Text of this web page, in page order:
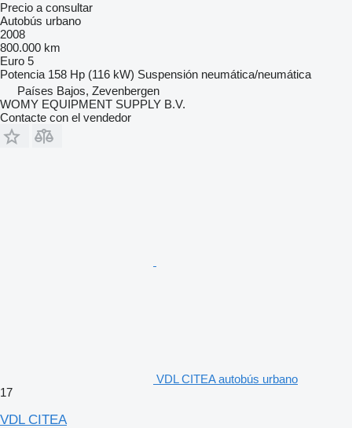
Precio a consultar
Autobús urbano
2008
800.000 km
Euro 5
Potencia 158 Hp (116 kW) Suspensión neumática/neumática
Países Bajos, Zevenbergen
WOMY EQUIPMENT SUPPLY B.V.
Contacte con el vendedor
VDL CITEA autobús urbano
17
VDL CITEA